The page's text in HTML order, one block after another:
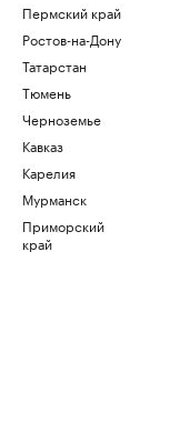
Пермский край
Ростов-на-Дону
Татарстан
Тюмень
Черноземье
Кавказ
Карелия
Мурманск
Приморский
край